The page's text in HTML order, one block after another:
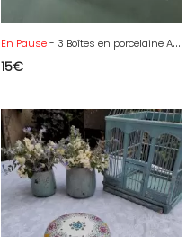
En Pause- 3 Boîtes en porcelaine Artdeco
15€